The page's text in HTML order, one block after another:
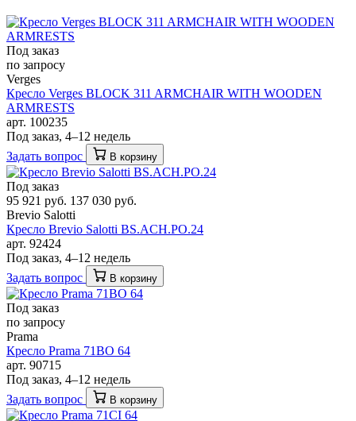
Под заказ
по запросу
Verges
Кресло Verges BLOCK 311 ARMCHAIR WITH WOODEN
ARMRESTS
арт. 100235
Под заказ, 4–12 недель
Задать вопрос
В корзину
Под заказ
95 921 руб. 137 030 руб.
Brevio Salotti
Кресло Brevio Salotti BS.ACH.PO.24
арт. 92424
Под заказ, 4–12 недель
Задать вопрос
В корзину
Под заказ
по запросу
Prama
Кресло Prama 71BO 64
арт. 90715
Под заказ, 4–12 недель
Задать вопрос
В корзину